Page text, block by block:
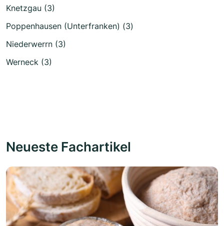
Knetzgau (3)
Poppenhausen (Unterfranken) (3)
Niederwerrn (3)
Werneck (3)
Neueste Fachartikel